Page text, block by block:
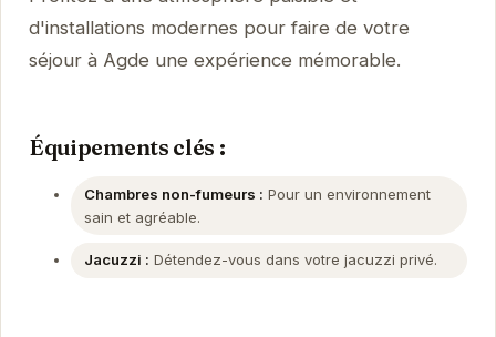
d'installations modernes pour faire de votre
séjour à Agde une expérience mémorable.
Équipements clés :
Chambres non-fumeurs : Pour un environnement
sain et agréable.
Jacuzzi : Détendez-vous dans votre jacuzzi privé.